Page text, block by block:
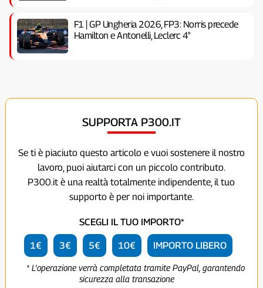
F1 | GP Ungheria 2026, FP3: Norris precede
Hamilton e Antonelli, Leclerc 4°
SUPPORTA P300.IT
Se ti è piaciuto questo articolo e vuoi sostenere il nostro
lavoro, puoi aiutarci con un piccolo contributo.
P300.it è una realtà totalmente indipendente, il tuo
supporto è per noi importante.
SCEGLI IL TUO IMPORTO*
1€ 3€ 5€ 10€ IMPORTO LIBERO
* L'operazione verrà completata tramite PayPal, garantendo
sicurezza alla transazione